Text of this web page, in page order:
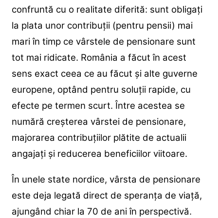
confruntă cu o realitate diferită: sunt obligați
la plata unor contribuții (pentru pensii) mai
mari în timp ce vârstele de pensionare sunt
tot mai ridicate. România a făcut în acest
sens exact ceea ce au făcut și alte guverne
europene, optând pentru soluții rapide, cu
efecte pe termen scurt. Între acestea se
numără creșterea vârstei de pensionare,
majorarea contribuțiilor plătite de actualii
angajați și reducerea beneficiilor viitoare.
În unele state nordice, vârsta de pensionare
este deja legată direct de speranța de viață,
ajungând chiar la 70 de ani în perspectivă.